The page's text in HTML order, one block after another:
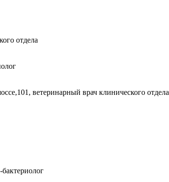
отдела
ветеринарный врач клинического отдела